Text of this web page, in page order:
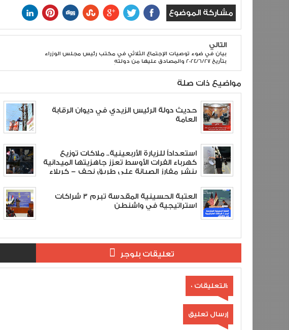
مشاركة الموضوع
التالي
بيان في ضوء توصيات الإجتماع الثلاثي في مكتب رئيس مجلس الوزراء
بتأريخ 2024/6/27 والمصادق عليها من دولتهِ
مواضيع ذات صلة
حديث دولة الرئيس الزيدي في ديوان الرقابة
العامة
استعداداً للزيارة الأربعينية.. ملاكات توزيع
كهرباء الفرات الأوسط تعزز جاهزيتها الميدانية
بنشر مفارز الصيانة على طريق نجف – كربلاء
العتبة الحسينية المقدسة تبرم 3 شراكات
استراتيجية في واشنطن
تعليقات بلوجر
0 التعليقات:
إرسال تعليق